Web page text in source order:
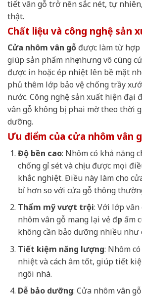
tiết vân gỗ trở nên sắc nét, tự
thật.
Chất liệu và công nghệ sản
Cửa nhôm vân gỗ được làm từ hợp
giúp sản phẩm nhẹ nhưng vô cùng
được in hoặc ép nhiệt lên bề mặt
phủ thêm lớp bảo vệ chống trầy
nước. Công nghệ sản xuất hiện đại
vân gỗ không bị phai mờ theo thời
dưỡng.
Ưu điểm của cửa nhôm vân
Độ bền cao: Nhôm có khả năng
chống gỉ sét và chịu được mọi
khắc nghiệt. Điều này làm cho
bỉ hơn so với cửa gỗ thông
Thẩm mỹ vượt trội: Với lớp
nhôm vân gỗ mang lại vẻ đẹp ấm
không cần bảo dưỡng nhiều như
Tiết kiệm năng lượng: Nhôm
nhiệt và cách âm tốt, giúp tiết
ngôi nhà.
Dễ bảo dưỡng: Cửa nhôm vân